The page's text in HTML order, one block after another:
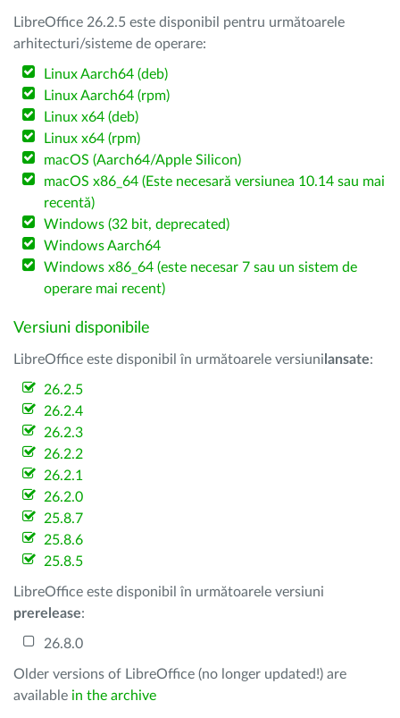
LibreOffice 26.2.5 este disponibil pentru următoarele
arhitecturi/sisteme de operare:
Linux Aarch64 (deb)
Linux Aarch64 (rpm)
Linux x64 (deb)
Linux x64 (rpm)
macOS (Aarch64/Apple Silicon)
macOS x86_64 (Este necesară versiunea 10.14 sau mai
recentă)
Windows (32 bit, deprecated)
Windows Aarch64
Windows x86_64 (este necesar 7 sau un sistem de
operare mai recent)
Versiuni disponibile
LibreOffice este disponibil în următoarele versiuni lansate:
26.2.5
26.2.4
26.2.3
26.2.2
26.2.1
26.2.0
25.8.7
25.8.6
25.8.5
LibreOffice este disponibil în următoarele versiuni
prerelease:
26.8.0
Older versions of LibreOffice (no longer updated!) are
available in the archive